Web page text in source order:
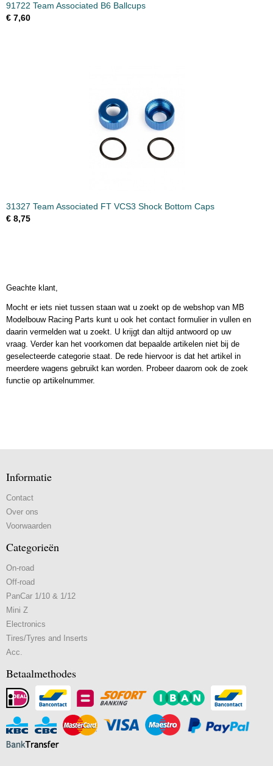
91722 Team Associated B6 Ballcups
€ 7,60
31327 Team Associated FT VCS3 Shock Bottom Caps
€ 8,75
Geachte klant,
Mocht er iets niet tussen staan wat u zoekt op de webshop van MB
Modelbouw Racing Parts kunt u ook het contact formulier in vullen en
daarin vermelden wat u zoekt. U krijgt dan altijd antwoord op uw
vraag. Verder kan het voorkomen dat bepaalde artikelen niet bij de
geselecteerde categorie staat. De rede hiervoor is dat het artikel in
meerdere wagens gebruikt kan worden. Probeer daarom ook de zoek
functie op artikelnummer.
Informatie
Contact
Over ons
Voorwaarden
Categorieën
On-road
Off-road
PanCar 1/10 & 1/12
Mini Z
Electronics
Tires/Tyres and Inserts
Acc.
Betaalmethodes